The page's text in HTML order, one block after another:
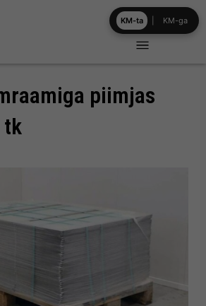
piimjas
tk
KM-ta KM-ga